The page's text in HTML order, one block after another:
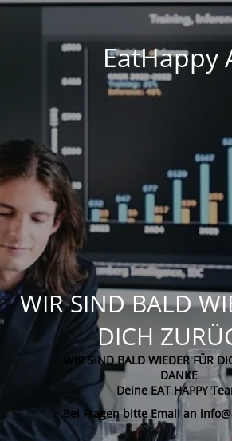
EatHappy
WIR SIND BALD
DICH
WIR SIND BALD WIEDER FÜR
DANKE
Deine EAT HAPPY
Bei Fragen bitte Email an